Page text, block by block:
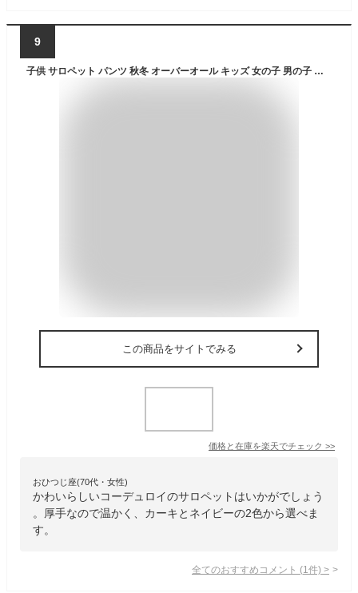
9
子供 サロペット パンツ 秋冬 オーバーオール キッズ 女の子 男の子 オールインワン コーデュロイ 綿 おそろい おしゃれ 可愛い あったか 暖かい レトロ 無地 重ね着 ベビー 幼児 幼稚園 保育園 小学生 カーキ ネイビー 90 100 110 120 130 140cm
この商品をサイトでみる
価格と在庫を楽天でチェック >>
おひつじ座(70代・女性)
かわいらしいコーデュロイのサロペットはいかがでしょう
。厚手なので温かく、カーキとネイビーの2色から選べま
す。
全てのおすすめコメント (1 件) >